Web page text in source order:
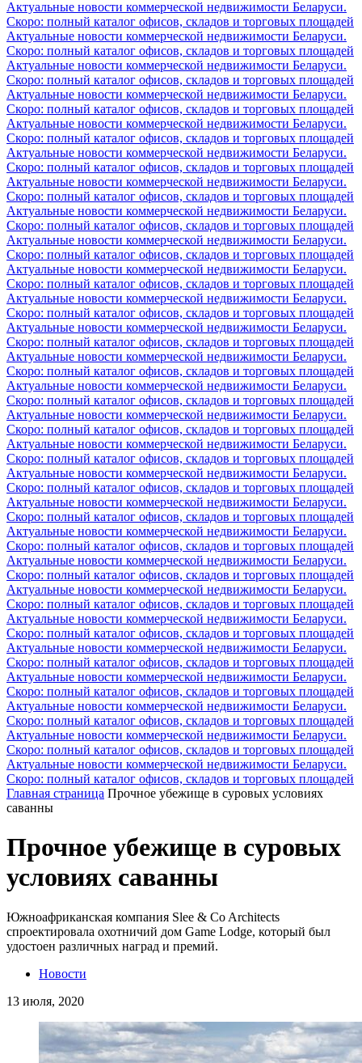
Актуальные новости коммерческой недвижимости Беларуси.
Скоро: полный каталог офисов, складов и торговых площадей
Актуальные новости коммерческой недвижимости Беларуси.
Скоро: полный каталог офисов, складов и торговых площадей
Актуальные новости коммерческой недвижимости Беларуси.
Скоро: полный каталог офисов, складов и торговых площадей
Актуальные новости коммерческой недвижимости Беларуси.
Скоро: полный каталог офисов, складов и торговых площадей
Актуальные новости коммерческой недвижимости Беларуси.
Скоро: полный каталог офисов, складов и торговых площадей
Актуальные новости коммерческой недвижимости Беларуси.
Скоро: полный каталог офисов, складов и торговых площадей
Актуальные новости коммерческой недвижимости Беларуси.
Скоро: полный каталог офисов, складов и торговых площадей
Актуальные новости коммерческой недвижимости Беларуси.
Скоро: полный каталог офисов, складов и торговых площадей
Актуальные новости коммерческой недвижимости Беларуси.
Скоро: полный каталог офисов, складов и торговых площадей
Актуальные новости коммерческой недвижимости Беларуси.
Скоро: полный каталог офисов, складов и торговых площадей
Актуальные новости коммерческой недвижимости Беларуси.
Скоро: полный каталог офисов, складов и торговых площадей
Актуальные новости коммерческой недвижимости Беларуси.
Скоро: полный каталог офисов, складов и торговых площадей
Актуальные новости коммерческой недвижимости Беларуси.
Скоро: полный каталог офисов, складов и торговых площадей
Актуальные новости коммерческой недвижимости Беларуси.
Скоро: полный каталог офисов, складов и торговых площадей
Актуальные новости коммерческой недвижимости Беларуси.
Скоро: полный каталог офисов, складов и торговых площадей
Актуальные новости коммерческой недвижимости Беларуси.
Скоро: полный каталог офисов, складов и торговых площадей
Актуальные новости коммерческой недвижимости Беларуси.
Скоро: полный каталог офисов, складов и торговых площадей
Актуальные новости коммерческой недвижимости Беларуси.
Скоро: полный каталог офисов, складов и торговых площадей
Актуальные новости коммерческой недвижимости Беларуси.
Скоро: полный каталог офисов, складов и торговых площадей
Актуальные новости коммерческой недвижимости Беларуси.
Скоро: полный каталог офисов, складов и торговых площадей
Актуальные новости коммерческой недвижимости Беларуси.
Скоро: полный каталог офисов, складов и торговых площадей
Актуальные новости коммерческой недвижимости Беларуси.
Скоро: полный каталог офисов, складов и торговых площадей
Актуальные новости коммерческой недвижимости Беларуси.
Скоро: полный каталог офисов, складов и торговых площадей
Актуальные новости коммерческой недвижимости Беларуси.
Скоро: полный каталог офисов, складов и торговых площадей
Актуальные новости коммерческой недвижимости Беларуси.
Скоро: полный каталог офисов, складов и торговых площадей
Актуальные новости коммерческой недвижимости Беларуси.
Скоро: полный каталог офисов, складов и торговых площадей
Актуальные новости коммерческой недвижимости Беларуси.
Скоро: полный каталог офисов, складов и торговых площадей
Главная страница Прочное убежище в суровых условиях
саванны
Прочное убежище в суровых
условиях саванны
Южноафриканская компания Slee & Co Architects
спроектировала охотничий дом Game Lodge, который был
удостоен различных наград и премий.
Новости
13 июля, 2020